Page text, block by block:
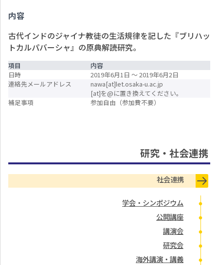
内容
古代インドのジャイナ教徒の生活規律を記した『ブリハッ
トカルパバーシャ』の原典解読研究。
項目
内容
日時
2019年6月1日 〜 2019年6月2日
連絡先メールアドレス
nawa[at]let.osaka-u.ac.jp
[at]を@に置き換えてください。
補足事項
参加自由（参加費不要）
研究・社会連携
社会連携
学会・シンポジウム
公開講座
講演会
研究会
海外講演・講義